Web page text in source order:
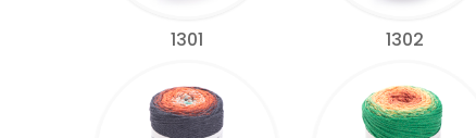
1301 1302